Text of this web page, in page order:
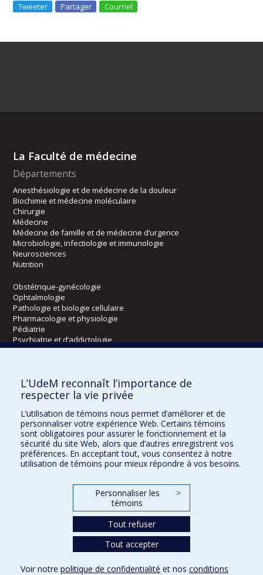
Tweeter Partager Courriel
La Faculté de médecine
Départements
Anesthésiologie et de médecine de la douleur
Biochimie et médecine moléculaire
Chirurgie
Médecine
Médecine de famille et de médecine d’urgence
Microbiologie, infectiologie et immunologie
Neurosciences
Nutrition
Obstétrique-gynécologie
Ophtalmologie
Pathologie et biologie cellulaire
Pharmacologie et physiologie
Pédiatrie
Psychiatrie et d’addictologie
Radiologie, radio-oncologie et médecine nucléaire
Écoles
Orthophonie et audiologie
Réadaptation
Directions
L’UdeM reconnaît l’importance de
respecter la vie privée
L’utilisation de témoins nous permet d’améliorer et de
personnaliser votre expérience Web. Certains témoins
sont obligatoires pour assurer le fonctionnement et la
sécurité du site Web, alors que d’autres enregistrent vos
préférences. En acceptant tout, vous consentez à notre
utilisation de témoins pour mieux répondre à vos besoins.
Personnaliser les
témoins
>
Tout refuser
Tout accepter
Voir notre politique de confidentialité et nos conditions